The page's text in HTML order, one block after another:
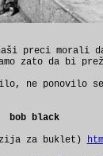
preci morali da
zato da bi
ne ponovilo
bob black
za buklet)